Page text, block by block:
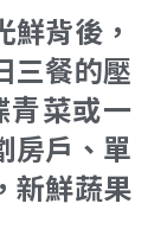
背後，
三餐的壓
青菜或一
房戶、單
新鮮蔬果